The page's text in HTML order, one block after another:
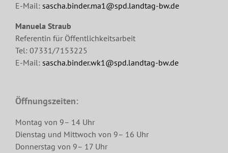
E-Mail: sascha.binder.ma1@spd.landtag-bw.de
Manuela Straub
Referentin für Öffentlichkeitsarbeit
Tel: 07331/7153225
E-Mail: sascha.binder.wk1@spd.landtag-bw.de
Öffnungszeiten:
Montag von 9– 14 Uhr
Dienstag und Mittwoch von 9– 16 Uhr
Donnerstag von 9– 17 Uhr